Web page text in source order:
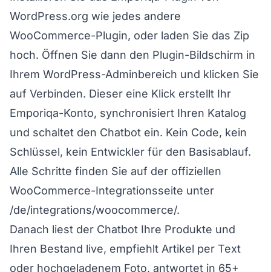
WordPress.org wie jedes andere
WooCommerce-Plugin, oder laden Sie das Zip
hoch. Öffnen Sie dann den Plugin-Bildschirm in
Ihrem WordPress-Adminbereich und klicken Sie
auf Verbinden. Dieser eine Klick erstellt Ihr
Emporiqa-Konto, synchronisiert Ihren Katalog
und schaltet den Chatbot ein. Kein Code, kein
Schlüssel, kein Entwickler für den Basisablauf.
Alle Schritte finden Sie auf der offiziellen
WooCommerce-Integrationsseite unter
/de/integrations/woocommerce/.
Danach liest der Chatbot Ihre Produkte und
Ihren Bestand live, empfiehlt Artikel per Text
oder hochgeladenem Foto, antwortet in 65+